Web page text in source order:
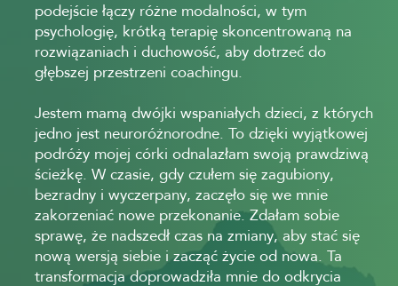
podejście łączy różne modalności, w tym
psychologię, krótką terapię skoncentrowaną na
rozwiązaniach i duchowość, aby dotrzeć do
głębszej przestrzeni coachingu.
Jestem mamą dwójki wspaniałych dzieci, z których
jedno jest neuroróżnorodne. To dzięki wyjątkowej
podróży mojej córki odnalazłam swoją prawdziwą
ścieżkę. W czasie, gdy czułem się zagubiony,
bezradny i wyczerpany, zaczęło się we mnie
zakorzeniać nowe przekonanie. Zdałam sobie
sprawę, że nadszedł czas na zmiany, aby stać się
nową wersją siebie i zacząć życie od nowa. Ta
transformacja doprowadziła mnie do odkrycia